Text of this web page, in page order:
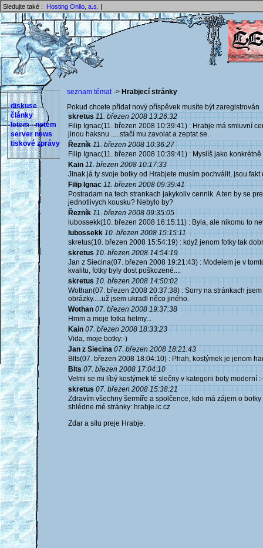
Sledujte také : Hosting Onlio, a.s. |
diskuse
články
letem - netem
server news
tiskové zprávy
seznam témat-> Hrabjecí stránky
Pokud chcete přidat nový příspěvek musíte být
skretus 11. březen 2008 13:26:32
Filip Ignac(11. březen 2008 10:39:41) : Hrabje má smluvní
jinou haksnu .....stačí mu zavolat a zeptat se.
Řezník 11. březen 2008 10:36:27
Filip Ignac(11. březen 2008 10:39:41) : Myslíš jako
Kain 11. březen 2008 10:17:33
Jinak já ty svoje botky od Hrabjete musím pochválit, jsou fakt
Filip Ignac 11. březen 2008 09:39:41
Postradam na tech strankach jakykoliv cennik. A ten by se
jednotlivych kousku? Nebylo by?
Řezník 11. březen 2008 09:35:05
lubossekk(10. březen 2008 16:15:11) : Byla, ale nikomu to
lubossekk 10. březen 2008 15:15:11
skretus(10. březen 2008 15:54:19) : když jenom fotky tak
skretus 10. březen 2008 14:54:19
Jan z Siecina(07. březen 2008 19:21:43) : Modelem je v
kvalitu, fotky byly dost poškozené....
skretus 10. březen 2008 14:50:02
Wothan(07. březen 2008 20:37:38) : Sorry na stránkach
obrázky.....už jsem ukradl něco jiného.
Wothan 07. březen 2008 19:37:38
Hmm a moje fotka helmy...
Kain 07. březen 2008 18:33:23
Vida, moje botky:-)
Jan z Siecina 07. březen 2008 18:21:43
Blts(07. březen 2008 18:04:10) : Phah, kostýmek je jenom
Blts 07. březen 2008 17:04:10
Velmi se mi líbý kostýmek té slečny v kategorii boty moderní
skretus 07. březen 2008 15:38:21
Zdravím všechny šermíře a spolčence, kdo má zájem o
shlédne mé stránky: hrabje.ic.cz
Zdar a sílu preje Hrabje.